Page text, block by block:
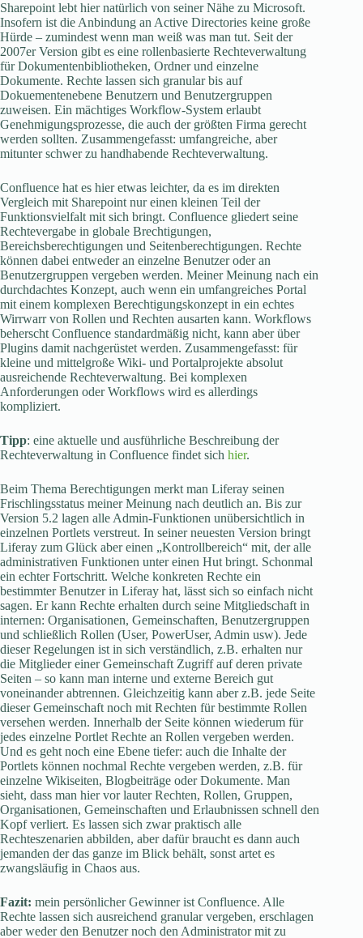
Sharepoint lebt hier natürlich von seiner Nähe zu Microsoft.
Insofern ist die Anbindung an Active Directories keine große
Hürde – zumindest wenn man weiß was man tut. Seit der
2007er Version gibt es eine rollenbasierte Rechteverwaltung
für Dokumentenbibliotheken, Ordner und einzelne
Dokumente. Rechte lassen sich granular bis auf
Dokuementenebene Benutzern und Benutzergruppen
zuweisen. Ein mächtiges Workflow-System erlaubt
Genehmigungsprozesse, die auch der größten Firma gerecht
werden sollten. Zusammengefasst: umfangreiche, aber
mitunter schwer zu handhabende Rechteverwaltung.
Confluence hat es hier etwas leichter, da es im direkten
Vergleich mit Sharepoint nur einen kleinen Teil der
Funktionsvielfalt mit sich bringt. Confluence gliedert seine
Rechtevergabe in globale Brechtigungen,
Bereichsberechtigungen und Seitenberechtigungen. Rechte
können dabei entweder an einzelne Benutzer oder an
Benutzergruppen vergeben werden. Meiner Meinung nach ein
durchdachtes Konzept, auch wenn ein umfangreiches Portal
mit einem komplexen Berechtigungskonzept in ein echtes
Wirrwarr von Rollen und Rechten ausarten kann. Workflows
beherscht Confluence standardmäßig nicht, kann aber über
Plugins damit nachgerüstet werden. Zusammengefasst: für
kleine und mittelgroße Wiki- und Portalprojekte absolut
ausreichende Rechteverwaltung. Bei komplexen
Anforderungen oder Workflows wird es allerdings
kompliziert.
Tipp: eine aktuelle und ausführliche Beschreibung der
Rechteverwaltung in Confluence findet sich hier.
Beim Thema Berechtigungen merkt man Liferay seinen
Frischlingsstatus meiner Meinung nach deutlich an. Bis zur
Version 5.2 lagen alle Admin-Funktionen unübersichtlich in
einzelnen Portlets verstreut. In seiner neuesten Version bringt
Liferay zum Glück aber einen „Kontrollbereich“ mit, der alle
administrativen Funktionen unter einen Hut bringt. Schonmal
ein echter Fortschritt. Welche konkreten Rechte ein
bestimmter Benutzer in Liferay hat, lässt sich so einfach nicht
sagen. Er kann Rechte erhalten durch seine Mitgliedschaft in
internen: Organisationen, Gemeinschaften, Benutzergruppen
und schließlich Rollen (User, PowerUser, Admin usw). Jede
dieser Regelungen ist in sich verständlich, z.B. erhalten nur
die Mitglieder einer Gemeinschaft Zugriff auf deren private
Seiten – so kann man interne und externe Bereich gut
voneinander abtrennen. Gleichzeitig kann aber z.B. jede Seite
dieser Gemeinschaft noch mit Rechten für bestimmte Rollen
versehen werden. Innerhalb der Seite können wiederum für
jedes einzelne Portlet Rechte an Rollen vergeben werden.
Und es geht noch eine Ebene tiefer: auch die Inhalte der
Portlets können nochmal Rechte vergeben werden, z.B. für
einzelne Wikiseiten, Blogbeiträge oder Dokumente. Man
sieht, dass man hier vor lauter Rechten, Rollen, Gruppen,
Organisationen, Gemeinschaften und Erlaubnissen schnell den
Kopf verliert. Es lassen sich zwar praktisch alle
Rechteszenarien abbilden, aber dafür braucht es dann auch
jemanden der das ganze im Blick behält, sonst artet es
zwangsläufig in Chaos aus.
Fazit: mein persönlicher Gewinner ist Confluence. Alle
Rechte lassen sich ausreichend granular vergeben, erschlagen
aber weder den Benutzer noch den Administrator mit zu